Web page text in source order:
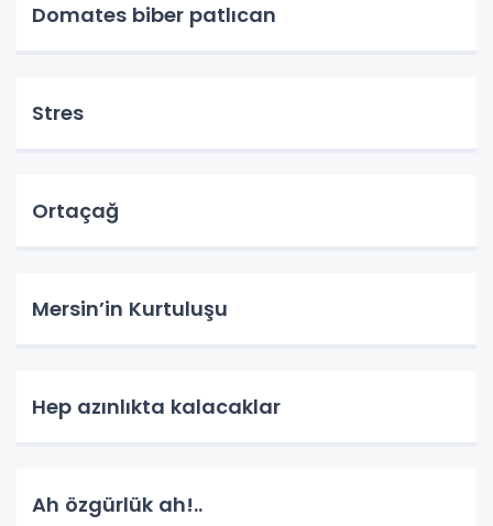
Domates biber patlıcan
Stres
Ortaçağ
Mersin’in Kurtuluşu
Hep azınlıkta kalacaklar
Ah özgürlük ah!..